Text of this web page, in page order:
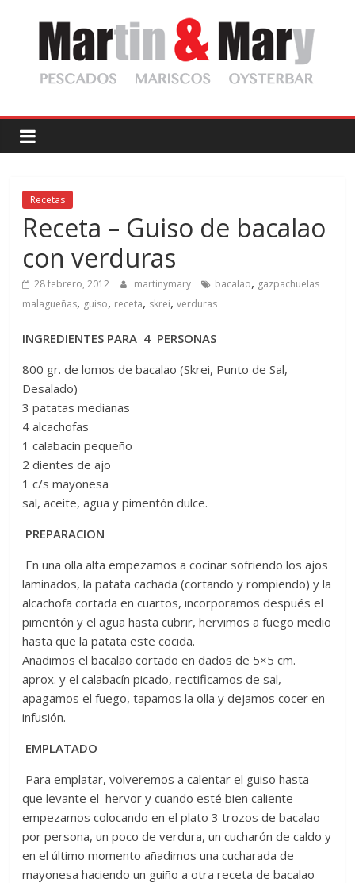
contenido
Martin
y
Mary
Pescadería
Gourmet
Recetas
Receta – Guiso de bacalao
con verduras
28 febrero, 2012 martinymary bacalao, gazpachuelas
malagueñas, guiso, receta, skrei,verduras
INGREDIENTES PARA 4 PERSONAS
800 gr. de lomos de bacalao (Skrei, Punto de Sal,
Desalado)
3 patatas medianas
4 alcachofas
1 calabacín pequeño
2 dientes de ajo
1 c/s mayonesa
sal, aceite, agua y pimentón dulce.
PREPARACION
En una olla alta empezamos a cocinar sofriendo los ajos
laminados, la patata cachada (cortando y rompiendo) y la
alcachofa cortada en cuartos, incorporamos después el
pimentón y el agua hasta cubrir, hervimos a fuego medio
hasta que la patata este cocida.
Añadimos el bacalao cortado en dados de 5×5 cm.
aprox. y el calabacín picado, rectificamos de sal,
apagamos el fuego, tapamos la olla y dejamos cocer en
infusión.
EMPLATADO
Para emplatar, volveremos a calentar el guiso hasta
que levante el hervor y cuando esté bien caliente
empezamos colocando en el plato 3 trozos de bacalao
por persona, un poco de verdura, un cucharón de caldo y
en el último momento añadimos una cucharada de
mayonesa haciendo un guiño a otra receta de bacalao